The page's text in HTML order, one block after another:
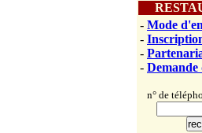
- Mode
-
-
-
n° de